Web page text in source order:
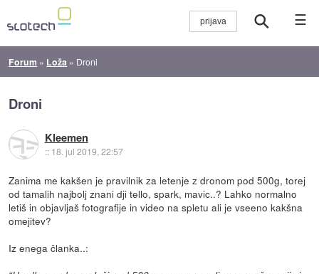
☰
Forum » Loža » Droni
Droni
Kleemen
:: 18. jul 2019, 22:57
Zanima me kakšen je pravilnik za letenje z dronom pod 500g, torej
od tamalih najbolj znani dji tello, spark, mavic..? Lahko normalno
letiš in objavljaš fotografije in video na spletu ali je vseeno kakšna
omejitev?
Iz enega članka..: